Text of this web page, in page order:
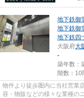
地下鉄御
地下鉄御
地下鉄四
大阪府大
-
築年数：
階数：10
物件より徒歩圏内に当社営業
容・物販などの様々な業種の